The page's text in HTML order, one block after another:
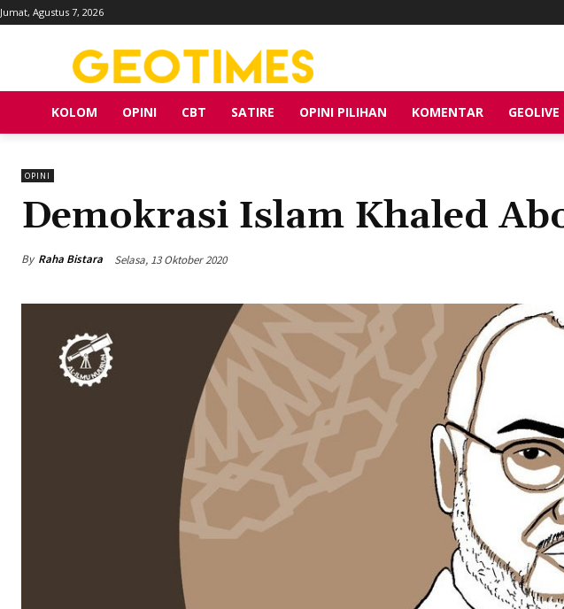
Jumat, Agustus 7, 2026
KOLOM OPINI CBT SATIRE OPINI PILIHAN KOMENTAR GEOLIVE
OPINI
Demokrasi Islam Khaled
By Raha Bistara Selasa, 13 Oktober 2020